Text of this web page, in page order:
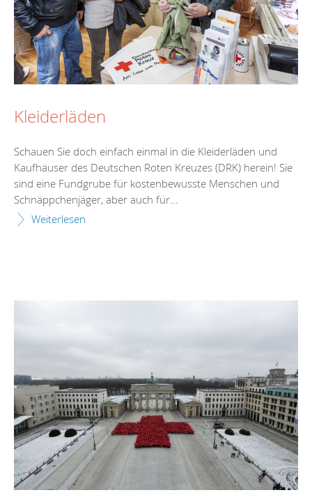
Kleiderläden
Schauen Sie doch einfach einmal in die Kleiderläden und
Kaufhäuser des Deutschen Roten Kreuzes (DRK) herein! Sie
sind eine Fundgrube für kostenbewusste Menschen und
Schnäppchenjäger, aber auch für...
Weiterlesen